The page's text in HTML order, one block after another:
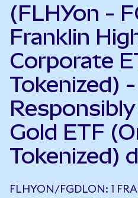
(FLHYon -
Franklin
Corporate
Tokenized)
Gold ETF
Tokenized)
FLHYON/FGDLON: 1